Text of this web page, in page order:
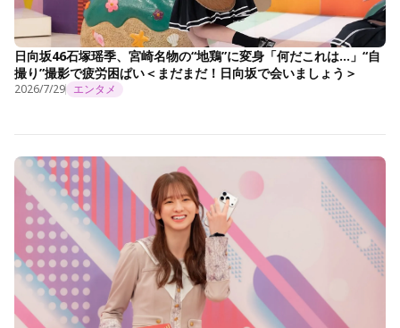
日向坂46石塚瑶季、宮崎名物の“地鶏”に変身「何だこれは…」“自
撮り”撮影で疲労困ぱい＜まだまだ！日向坂で会いましょう＞
2026/7/29 エンタメ